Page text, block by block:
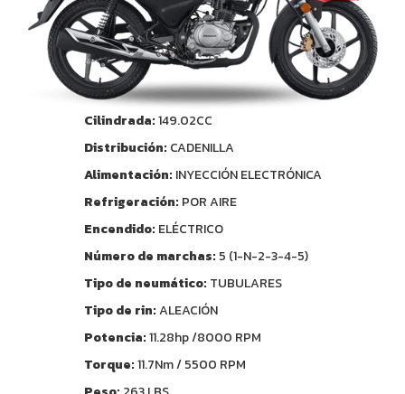
Cilindrada:149.02CC
Distribución: CADENILLA
Alimentación: INYECCIÓN ELECTRÓNICA
Refrigeración: POR AIRE
Encendido: ELÉCTRICO
Número de marchas: 5 (1-N-2-3-4-5)
Tipo de neumático: TUBULARES
Tipo de rin:ALEACIÓN
Potencia:11.28hp /8000 RPM
Torque:11.7Nm / 5500 RPM